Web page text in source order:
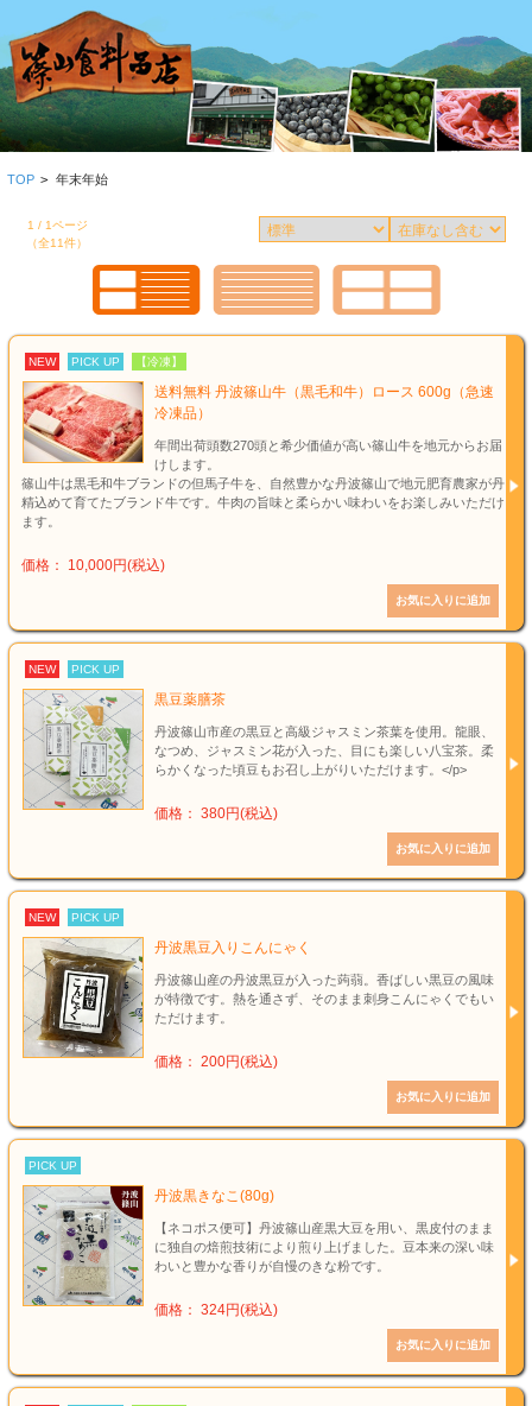
TOP > 年末年始
1 / 1ページ
（全11件）
NEW PICK UP 【冷凍】
送料無料 丹波篠山牛（黒毛和牛）ロース 600g（急速
冷凍品）
年間出荷頭数270頭と希少価値が高い篠山牛を地元からお届
けします。
篠山牛は黒毛和牛ブランドの但馬子牛を、自然豊かな丹波篠山で地元肥育農家が丹
精込めて育てたブランド牛です。牛肉の旨味と柔らかい味わいをお楽しみいただけ
ます。
価格： 10,000円(税込)
NEW PICK UP
黒豆薬膳茶
丹波篠山市産の黒豆と高級ジャスミン茶葉を使用。龍眼、
なつめ、ジャスミン花が入った、目にも楽しい八宝茶。柔
らかくなった頃豆もお召し上がりいただけます。</p>
価格： 380円(税込)
NEW PICK UP
丹波黒豆入りこんにゃく
丹波篠山産の丹波黒豆が入った蒟蒻。香ばしい黒豆の風味
が特徴です。熱を通さず、そのまま刺身こんにゃくでもい
ただけます。
価格： 200円(税込)
PICK UP
丹波黒きなこ(80g)
【ネコポス便可】丹波篠山産黒大豆を用い、黒皮付のまま
に独自の焙煎技術により煎り上げました。豆本来の深い味
わいと豊かな香りが自慢のきな粉です。
価格： 324円(税込)